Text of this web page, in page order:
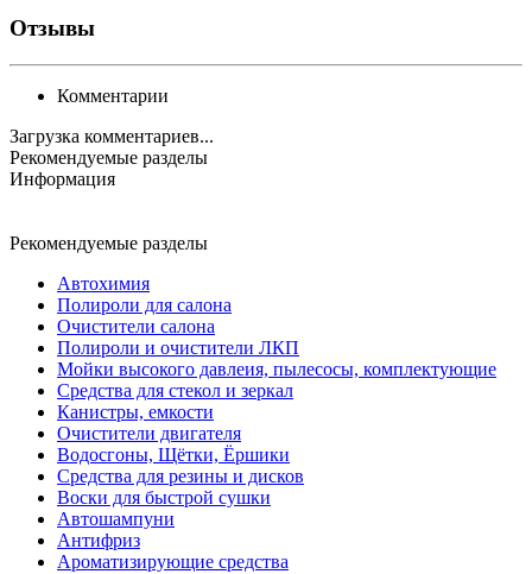
Отзывы
Комментарии
Загрузка комментариев...
Рекомендуемые разделы
Информация
Рекомендуемые разделы
Автохимия
Полироли для салона
Очистители салона
Полироли и очистители ЛКП
Мойки высокого давлеия, пылесосы, комплектующие
Средства для стекол и зеркал
Канистры, емкости
Очистители двигателя
Водосгоны, Щётки, Ёршики
Средства для резины и дисков
Воски для быстрой сушки
Автошампуни
Антифриз
Ароматизирующие средства